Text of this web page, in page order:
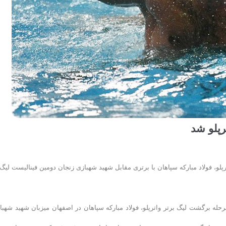
شد
فولاد مبارکه سپاهان با برتری مقابل شهید شهبازی زنجان دومین فینالیست لیگ
برگشت لیگ برتر واترپلو، فولاد مبارکه سپاهان در اصفهان میزبان شهید